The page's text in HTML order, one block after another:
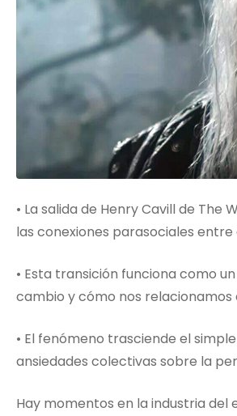
• La salida de Henry Cavill de
las conexiones parasociales
• Esta transición funciona como
cambio y cómo nos
• El fenómeno trasciende el
ansiedades colectivas sobre la
Hay momentos en la industria